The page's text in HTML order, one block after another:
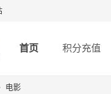
首页 积分充值
电影